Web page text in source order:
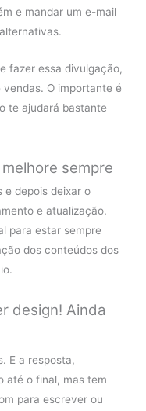
e mandar um e-mail
fazer essa divulgação,
O importante é
te ajudará bastante
sempre
e depois deixar o
e atualização.
para estar sempre
dos conteúdos dos
design! Ainda
E a resposta,
até o final, mas tem
para escrever ou